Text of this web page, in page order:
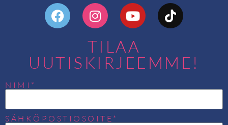
TILAA
UUTISKIRJEEMME!
NIMI*
SÄHKÖPOSTIOSOITE*